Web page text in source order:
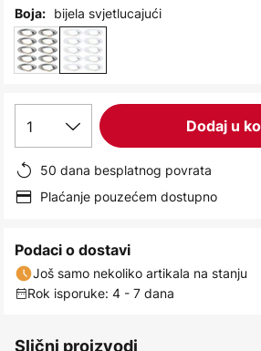
Boja: bijela svjetlucajući
1 Dodaj u
50 dana besplatnog povrata
Plaćanje pouzećem dostupno
Podaci o dostavi
Još samo nekoliko artikala na stanju
Rok isporuke: 4 - 7 dana
Slični proizvodi